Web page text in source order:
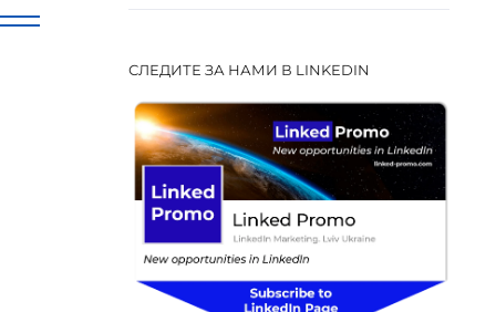
СЛЕДИТЕ ЗА НАМИ В LINKEDIN